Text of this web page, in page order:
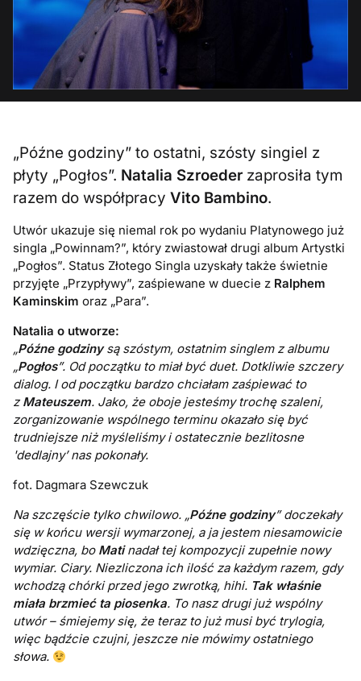
„Późne godziny” to ostatni, szósty singiel z
płyty „Pogłos”. Natalia Szroeder zaprosiła tym
razem do współpracyVito Bambino.
Utwór ukazuje się niemal rok po wydaniu Platynowego już
singla „Powinnam?”, który zwiastował drugi album Artystki
„Pogłos”. Status Złotego Singla uzyskały także świetnie
przyjęte „Przypływy”, zaśpiewane w duecie z Ralphem
Kaminskim oraz „Para”.
Natalia o utworze:
„Późne godzinysą szóstym, ostatnim singlem z albumu
„Pogłos”. Od początku to miał być duet. Dotkliwie szczery
dialog. I od początku bardzo chciałam zaśpiewać to
z Mateuszem. Jako, że oboje jesteśmy trochę szaleni,
zorganizowanie wspólnego terminu okazało się być
trudniejsze niż myśleliśmy i ostatecznie bezlitosne
'dedlajny’ nas pokonały.
fot. Dagmara Szewczuk
Na szczęście tylko chwilowo. „Późne godziny” doczekały
się w końcu wersji wymarzonej, a ja jestem niesamowicie
wdzięczna, bo Matinadał tej kompozycji zupełnie nowy
wymiar. Ciary. Niezliczona ich ilość za każdym razem, gdy
wchodzą chórki przed jego zwrotką, hihi. Tak właśnie
miała brzmieć ta piosenka. To nasz drugi już wspólny
utwór – śmiejemy się, że teraz to już musi być trylogia,
więc bądźcie czujni, jeszcze nie mówimy ostatniego
słowa.